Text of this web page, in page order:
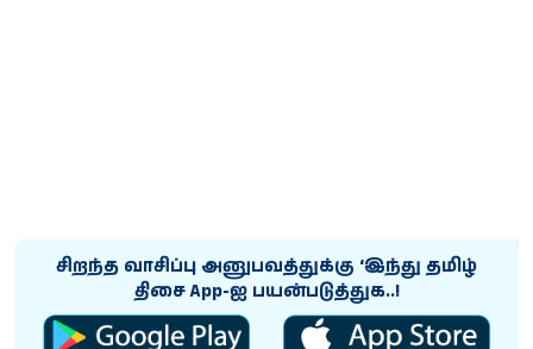
சிறந்த வாசிப்பு அனுபவத்துக்கு ‘இந்து தமிழ்
திசை App-ஐ பயன்படுத்துக..!